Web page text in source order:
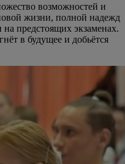
возможностей и
жизни, полной надежд
предстоящих экзаменах.
в будущее и добьётся